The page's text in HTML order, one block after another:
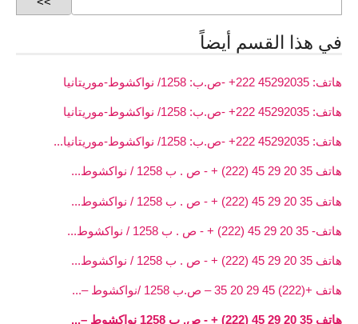
في هذا القسم أيضاً
هاتف: 45292035 222+ -ص.ب: 1258/ نواكشوط-موريتانيا
هاتف: 45292035 222+ -ص.ب: 1258/ نواكشوط-موريتانيا
هاتف: 45292035 222+ -ص.ب: 1258/ نواكشوط-موريتانيا...
هاتف 35 20 29 45 (222) + - ص . ب 1258 / نواكشوط...
هاتف 35 20 29 45 (222) + - ص . ب 1258 / نواكشوط...
هاتف- 35 20 29 45 (222) + - ص . ب 1258 / نواكشوط...
هاتف 35 20 29 45 (222) + - ص . ب 1258 / نواكشوط...
هاتف +(222) 45 29 20 35 – ص.ب 1258 /نواكشوط –...
هاتف 35 20 29 45 (222) + - ص. ب 1258 نواكشوط –...